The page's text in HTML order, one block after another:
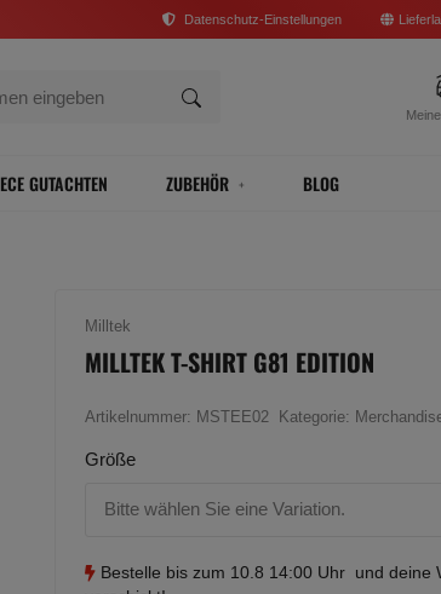
Datenschutz-Einstellungen
ECE GUTACHTEN ZUBEHÖR BLOG
Milltek
MILLTEK T-SHIRT G81 EDITION
Artikelnummer: MSTEE02 Kategorie:
Größe
Bitte wählen Sie eine Variation.
Bestelle bis zum 10.8 14:00 Uhr und deine